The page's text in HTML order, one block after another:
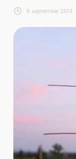
5 september 2013